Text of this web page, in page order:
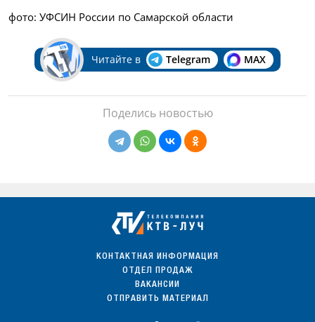
фото: УФСИН России по Самарской области
Читайте в Telegram MAX
Поделись новостью
КОНТАКТНАЯ ИНФОРМАЦИЯ
ОТДЕЛ ПРОДАЖ
ВАКАНСИИ
ОТПРАВИТЬ МАТЕРИАЛ